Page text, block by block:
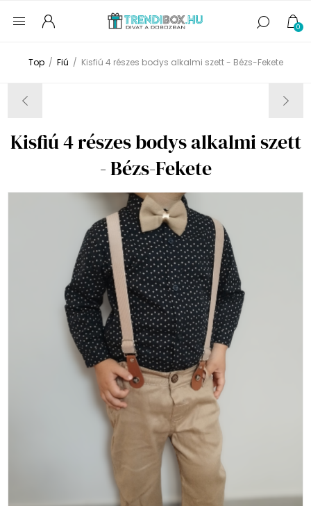
0
Top / Fiú / Kisfiú 4 részes bodys alkalmi szett - Bézs-Fekete
Kisfiú 4 részes bodys alkalmi szett
- Bézs-Fekete